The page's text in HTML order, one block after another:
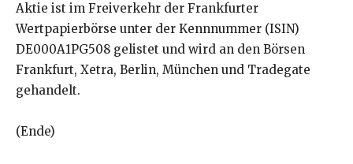
Aktie ist im Freiverkehr der Frankfurter
Wertpapierbörse unter der Kennnummer (ISIN)
DE000A1PG508 gelistet und wird an den Börsen
Frankfurt, Xetra, Berlin, München und Tradegate
gehandelt.
(Ende)